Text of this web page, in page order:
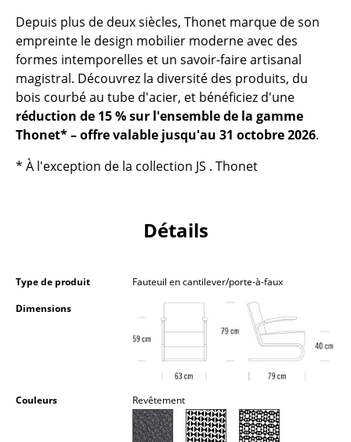
Appliques murales
Luminaires d’extérieur
Lampes sans fil
... voir tous les luminaires
Lits
Tables de chevet et Accessoires de lit
... voir tous les lits
Accessoires
Depuis plus de deux siècles, Thonet marque de son
empreinte le design mobilier moderne avec des
formes intemporelles et un savoir-faire artisanal
magistral. Découvrez la diversité des produits, du
bois courbé au tube d'acier, et bénéficiez d'une
réduction de 15 % sur l'ensemble de la gamme
Thonet* – offre valable jusqu'au 31 octobre 2026.
* À l'exception de la collection JS . Thonet
Détails
Type de produit
Fauteuil en cantilever/porte-à-faux
Dimensions
Couleurs Revêtement